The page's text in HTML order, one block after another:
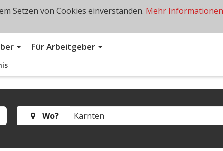
Für Arbeitgeber
Wo?
Setzen von Cookies einverstanden. Mehr Informationen